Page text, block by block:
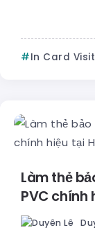
In Card Visit
Làm thẻ
PVC chính